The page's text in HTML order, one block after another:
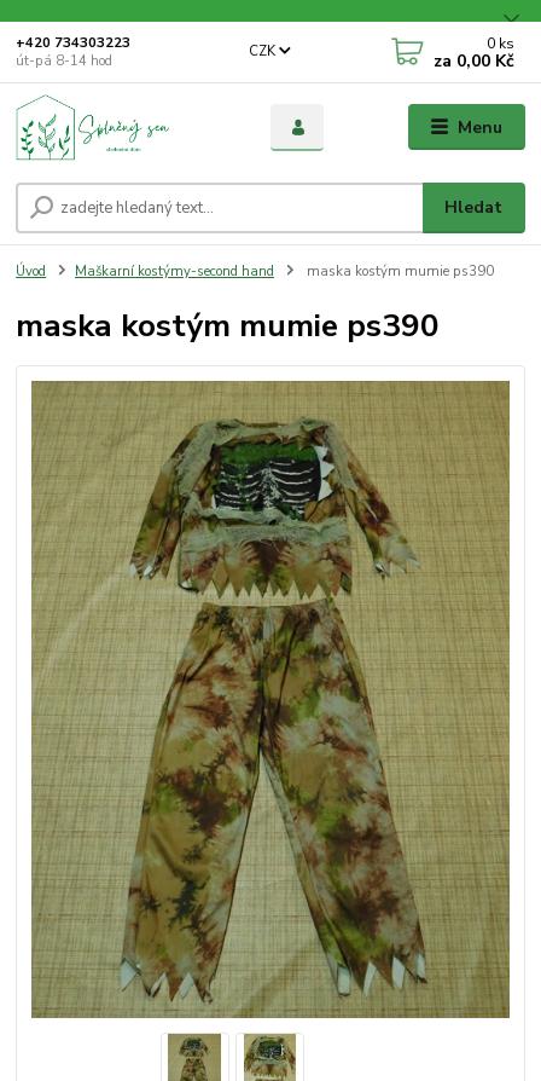
Menu
CZK
Hledat
+420 734303223
út-pá 8-14 hod
0 ks
za 0,00 Kč
Úvod Maškarní kostýmy-second hand maska kostým mumie ps390
maska kostým mumie ps390